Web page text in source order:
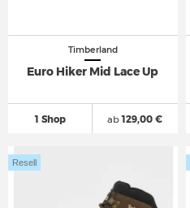
Timberland
Euro Hiker Mid Lace Up
1 Shop ab129,00 €
Resell